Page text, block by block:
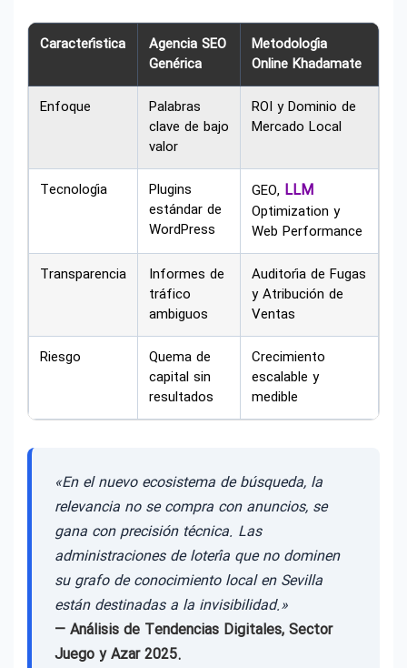
Característica
Agencia SEO
Genérica
Metodología
Online Khadamate
Enfoque
Palabras
clave de bajo
valor
ROI y Dominio de
Mercado Local
Tecnología
Plugins
estándar de
WordPress
GEO, LLM
Optimization y
Web Performance
Transparencia
Informes de
tráfico
ambiguos
Auditoría de Fugas
y Atribución de
Ventas
Riesgo
Quema de
capital sin
resultados
Crecimiento
escalable y
medible
«En el nuevo ecosistema de búsqueda, la
relevancia no se compra con anuncios, se
gana con precisión técnica. Las
administraciones de lotería que no dominen
su grafo de conocimiento local en Sevilla
están destinadas a la invisibilidad.»
— Análisis de Tendencias Digitales, Sector
Juego y Azar 2025.